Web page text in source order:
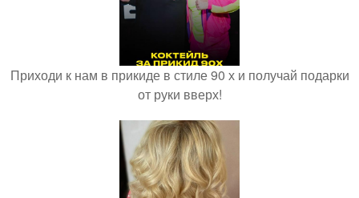
Приходи к нам в прикиде в стиле 90 х и получай подарки
от руки вверх!